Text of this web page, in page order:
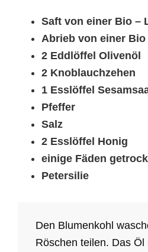
Saft von einer Bio –
Abrieb von einer
2 Eddlöffel Olivenöl
2 Knoblauchzehen
1 Esslöffel
Pfeffer
Salz
2 Esslöffel Honig
einige Fäden
Petersilie
Den Blumenkohl
Röschen teilen. Das Öl